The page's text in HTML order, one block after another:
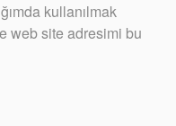
kullanılmak
web site adresimi bu